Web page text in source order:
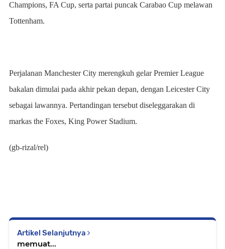
Champions, FA Cup, serta partai puncak Carabao Cup melawan
Tottenham.
Perjalanan Manchester City merengkuh gelar Premier League
bakalan dimulai pada akhir pekan depan, dengan Leicester City
sebagai lawannya. Pertandingan tersebut diseleggarakan di
markas the Foxes, King Power Stadium.
(gb-rizal/rel)
Artikel Selanjutnya
memuat...